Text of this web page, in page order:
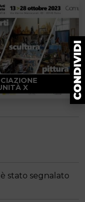
X
stato segnalato